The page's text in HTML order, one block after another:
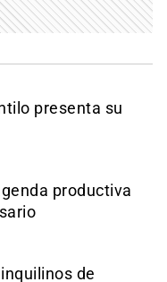
presenta su
productiva
de